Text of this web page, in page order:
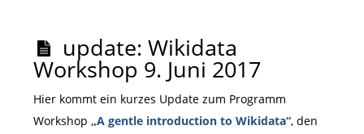
update: Wikidata
Workshop 9. Juni 2017
Hier kommt ein kurzes Update zum Programm
Workshop „A gentle introduction to Wikidata“, den